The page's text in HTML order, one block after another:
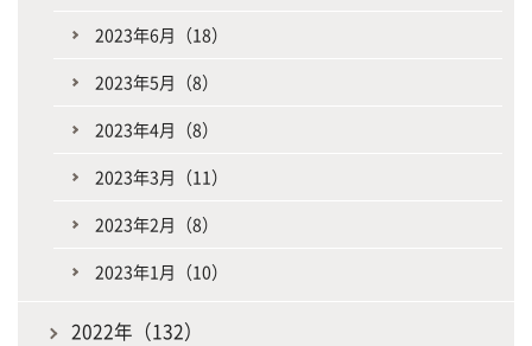
2023年6月（18）
2023年5月（8）
2023年4月（8）
2023年3月（11）
2023年2月（8）
2023年1月（10）
2022年（132）